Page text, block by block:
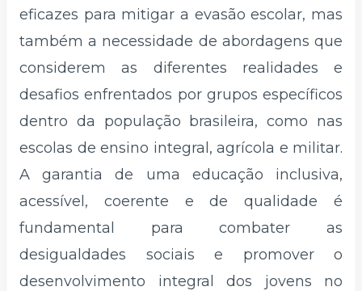
eficazes para mitigar a evasão escolar, mas
também a necessidade de abordagens que
considerem as diferentes realidades e
desafios enfrentados por grupos específicos
dentro da população brasileira, como nas
escolas de ensino integral, agrícola e militar.
A garantia de uma educação inclusiva,
acessível, coerente e de qualidade é
fundamental para combater as
desigualdades sociais e promover o
desenvolvimento integral dos jovens no